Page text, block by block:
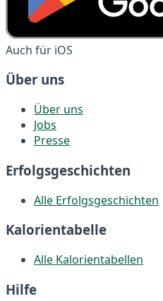
Auch für iOS
Über uns
Über uns
Jobs
Presse
Erfolgsgeschichten
Alle Erfolgsgeschichten
Kalorientabelle
Alle Kalorientabellen
Hilfe